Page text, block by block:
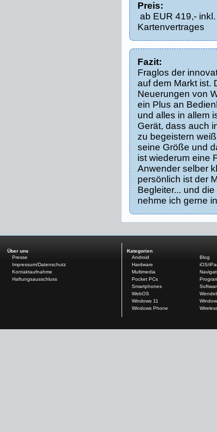
Preis:
ab EUR 419,-
Kartenvertrages
Fazit:
Fraglos der
auf dem Markt ist.
Neuerungen von
ein Plus an
und alles in allem
Gerät, dass auch
zu begeistern
seine Größe und
ist wiederum eine
Anwender selber
persönlich ist der
Begleiter... und
nehme ich gerne
Über uns
Presse
Impressum/Datenschutz
Kontaktaufnahme
Haftungsausschluss
Kategorien
Android
Blog
Hardware
iOS/
Multimedia
Pocket PCs
Smartphones
WebOS
Windows 11
Windows Phone